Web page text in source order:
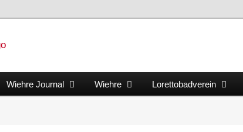
Wiehre Journal Wiehre Lorettobadverein